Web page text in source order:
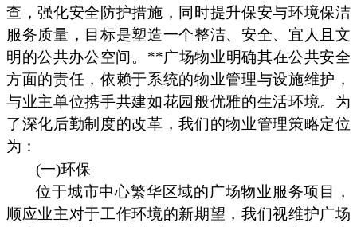
查，强化安全防护措施，同时提升保安与环境保洁
服务质量，目标是塑造一个整洁、安全、宜人且文
明的公共办公空间。**广场物业明确其在公共安全
方面的责任，依赖于系统的物业管理与设施维护，
与业主单位携手共建如花园般优雅的生活环境。为
了深化后勤制度的改革，我们的物业管理策略定位
为：
(一)环保
位于城市中心繁华区域的广场物业服务项目，
顺应业主对于工作环境的新期望，我们视维护广场